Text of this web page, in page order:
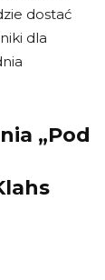
dostać
dla
„Pod